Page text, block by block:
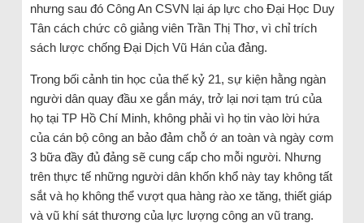
nhưng sau đó Công An CSVN lại áp lực cho Đại Học Duy
Tân cách chức cô giảng viên Trần Thị Thơ, vì chỉ trích
sách lược chống Đại Dịch Vũ Hán của đảng.
Trong bối cảnh tin học của thế kỷ 21, sự kiện hằng ngàn
người dân quay đầu xe gắn máy, trở lại nơi tạm trú của
họ tại TP Hồ Chí Minh, không phải vì họ tin vào lời hứa
của cán bộ công an bảo đảm chỗ ớ an toàn và ngày cơm
3 bữa đầy đủ đảng sẽ cung cấp cho mỗi người. Nhưng
trên thực tế những người dân khốn khổ này tay không tất
sắt và họ không thể vượt qua hàng rào xe tăng, thiết giáp
và vũ khí sát thương của lực lượng công an vũ trang.